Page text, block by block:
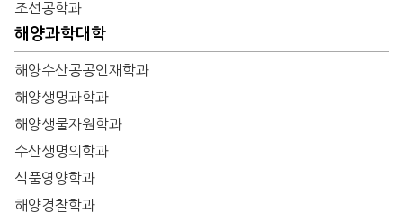
조선공학과
해양과학대학
해양수산공공인재학과
해양생명과학과
해양생물자원학과
수산생명의학과
식품영양학과
해양경찰학과